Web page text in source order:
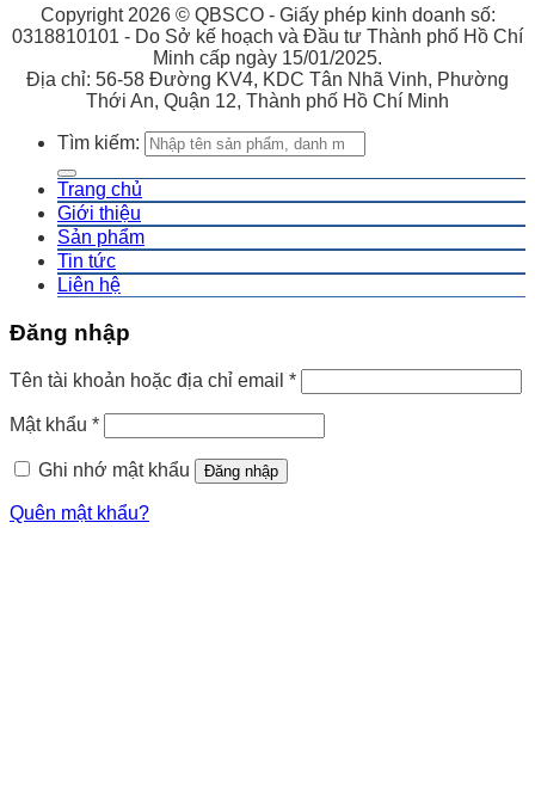
Copyright 2026 © QBSCO - Giấy phép kinh doanh số:
0318810101 - Do Sở kế hoạch và Đầu tư Thành phố Hồ Chí
Minh cấp ngày 15/01/2025.
Địa chỉ: 56-58 Đường KV4, KDC Tân Nhã Vinh, Phường
Thới An, Quận 12, Thành phố Hồ Chí Minh
Tìm kiếm:
Trang chủ
Giới thiệu
Sản phẩm
Tin tức
Liên hệ
Đăng nhập
Tên tài khoản hoặc địa chỉ email *
Mật khẩu *
Ghi nhớ mật khẩu Đăng nhập
Quên mật khẩu?